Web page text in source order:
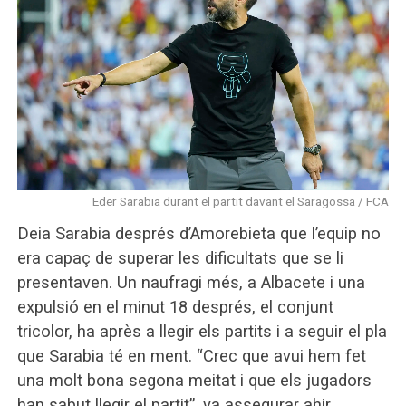
Eder Sarabia durant el partit davant el Saragossa / FCA
Deia Sarabia després d’Amorebieta que l’equip no
era capaç de superar les dificultats que se li
presentaven. Un naufragi més, a Albacete i una
expulsió en el minut 18 després, el conjunt
tricolor, ha après a llegir els partits i a seguir el pla
que Sarabia té en ment. “Crec que avui hem fet
una molt bona segona meitat i que els jugadors